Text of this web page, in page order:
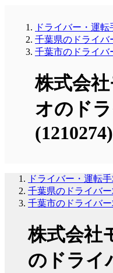
ドライバー・運転
千葉県のドライバ
千葉市のドライバ
株式会
オのド
(1210274)
ドライバー・運転手
千葉県のドライバー
千葉市のドライバー
株式会社
のドライ